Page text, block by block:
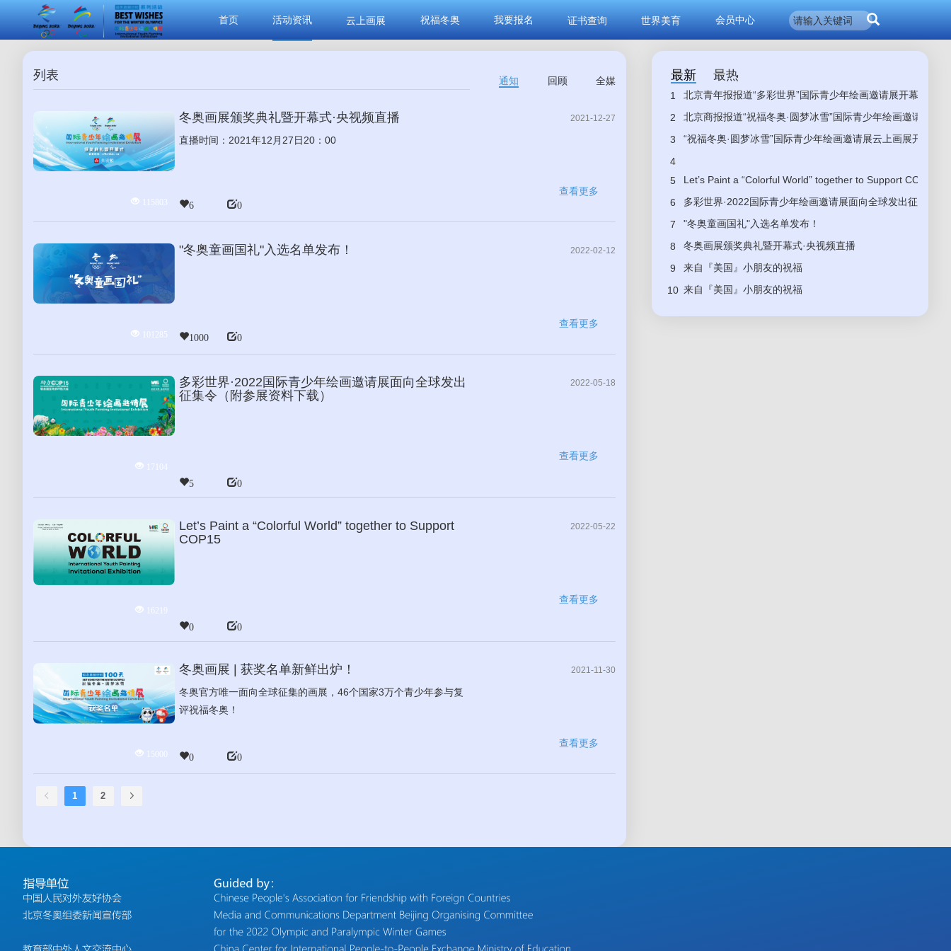
首页 活动资讯 云上画展 祝福冬奥 我要报名 证书查询 世界美育 会员中心
列表 通知 回顾 全媒
115803
冬奥画展颁奖典礼暨开幕式·央视频直播
直播时间：2021年12月27日20：00
6 0
2021-12-27
查看更多
101285
"冬奥童画国礼"入选名单发布！
1000 0
2022-02-12
查看更多
17104
多彩世界·2022国际青少年绘画邀请展面向全球发出
征集令（附参展资料下载）
5 0
2022-05-18
查看更多
16219
Let’s Paint a “Colorful World” together to Support
COP15
0 0
2022-05-22
查看更多
15000
冬奥画展 | 获奖名单新鲜出炉！
冬奥官方唯一面向全球征集的画展，46个国家3万个青少年参与复
评祝福冬奥！
0 0
2021-11-30
查看更多
1 2
最新 最热
1
北京青年报报道“多彩世界”国际青少年绘画邀请展开幕
2
北京商报报道“祝福冬奥·圆梦冰雪”国际青少年绘画邀请展开幕
3
“祝福冬奥·圆梦冰雪”国际青少年绘画邀请展云上画展开展
4
5
Let’s Paint a “Colorful World” together to Support COP15
6
多彩世界·2022国际青少年绘画邀请展面向全球发出征集令
7
"冬奥童画国礼"入选名单发布！
8
冬奥画展颁奖典礼暨开幕式·央视频直播
9
来自『美国』小朋友的祝福
10 来自『美国』小朋友的祝福